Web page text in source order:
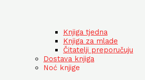
Knjiga tjedna
Knjiga za mlade
Čitatelji preporučuju
Dostava knjiga
Noć knjige